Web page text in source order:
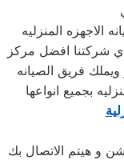
الاجهزه المنزليه
شركتنا افضل مركز
فريق الصيانه
بجميع انواعها
و هيتم الاتصال بك